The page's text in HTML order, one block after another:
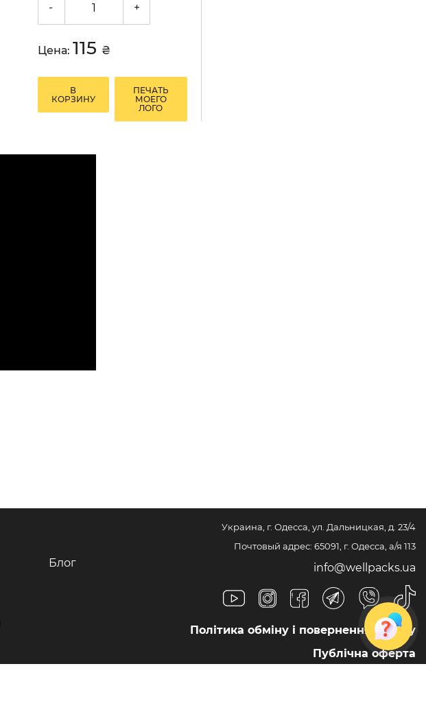
- +
Цена: 115 ₴
В
КОРЗИНУ
ПЕЧАТЬ
МОЕГО
ЛОГО
Блог
Украина, г. Одесса, ул. Дальницкая, д. 23/4
Почтовый адрес: 65091, г. Одесса, а/я 113
info@wellpacks.ua
Політика обміну і повернення товару
Публічна оферта